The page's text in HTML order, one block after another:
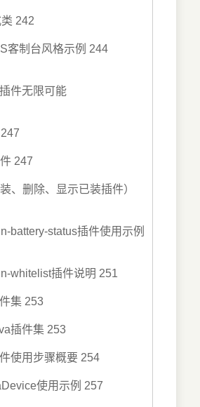
242
客制台风格示例 244
件无限可能
247
、删除、显示已装插件）
battery-status插件使用示例
whitelist插件说明 251
集 253
插件集 253
使用步骤概要 254
使用示例 257